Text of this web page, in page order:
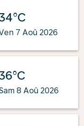
7 Aoû 2026
8 Aoû 2026